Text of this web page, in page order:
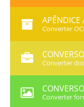
APÊNDICE
Converter
Converter
Converter